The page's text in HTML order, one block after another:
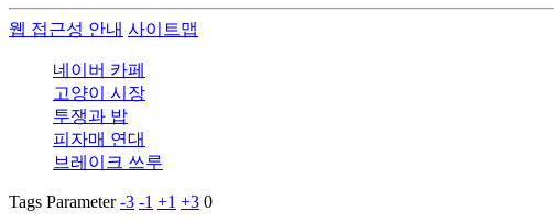
웹 접근성 안내 사이트맵
네이버 카페
고양이 시장
투쟁과 밥
피자매 연대
브레이크 쓰루
Tags Parameter-3 -1 +1 +3 0